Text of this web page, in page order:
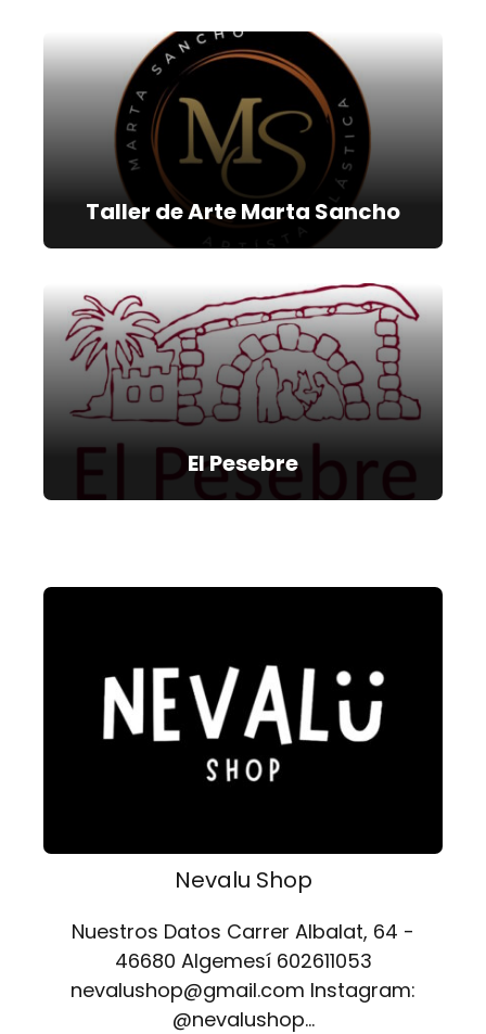
Taller de Arte Marta Sancho
El Pesebre
Nevalu Shop
Nuestros Datos Carrer Albalat, 64 -
46680 Algemesí 602611053
nevalushop@gmail.com Instagram:
@nevalushop…